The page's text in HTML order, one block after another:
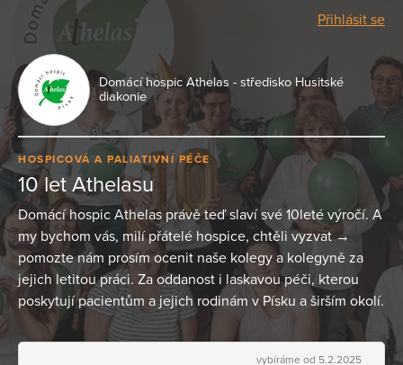
Přihlásit se
Domácí hospic Athelas - středisko Husitské
diakonie
HOSPICOVÁ A PALIATIVNÍ PÉČE
10 let Athelasu
Domácí hospic Athelas právě teď slaví své 10leté výročí. A
my bychom vás, milí přátelé hospice, chtěli vyzvat →
pomozte nám prosím ocenit naše kolegy a kolegyně za
jejich letitou práci. Za oddanost i laskavou péči, kterou
poskytují pacientům a jejich rodinám v Písku a širším okolí.
vybíráme od 5.2.2025